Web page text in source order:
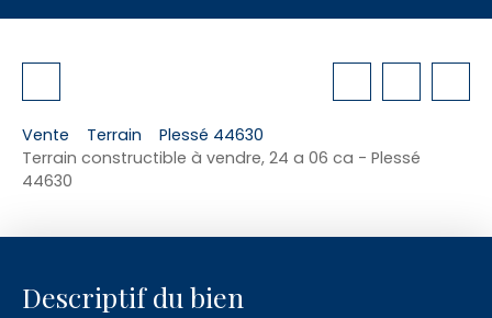
Vente Terrain
Plessé 44630
Terrain constructible à vendre, 24 a 06 ca - Plessé
44630
Descriptif du bien